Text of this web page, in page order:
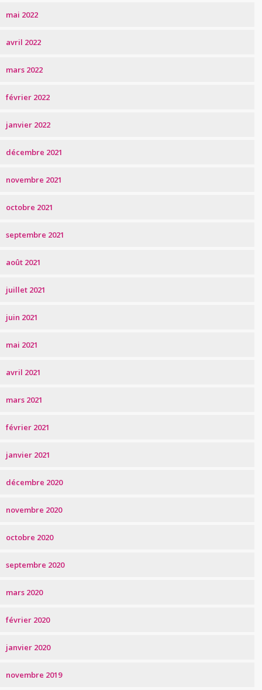
mai 2022
avril 2022
mars 2022
février 2022
janvier 2022
décembre 2021
novembre 2021
octobre 2021
septembre 2021
août 2021
juillet 2021
juin 2021
mai 2021
avril 2021
mars 2021
février 2021
janvier 2021
décembre 2020
novembre 2020
octobre 2020
septembre 2020
mars 2020
février 2020
janvier 2020
novembre 2019